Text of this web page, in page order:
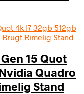
15 Quot
Quadro
Stand